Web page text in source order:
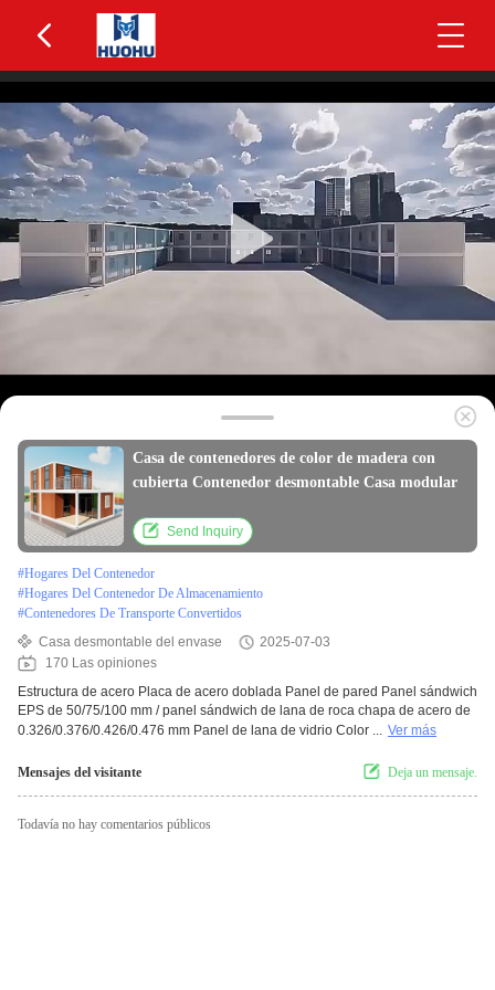
Casa de contenedores de color de madera con
cubierta Contenedor desmontable Casa modular
Send Inquiry
#Hogares Del Contenedor
#Hogares Del Contenedor De Almacenamiento
#Contenedores De Transporte Convertidos
Casa desmontable del envase
2025-07-03
170 Las opiniones
Estructura de acero Placa de acero doblada Panel de pared Panel sándwich
EPS de 50/75/100 mm / panel sándwich de lana de roca chapa de acero de
0.326/0.376/0.426/0.476 mm Panel de lana de vidrio Color ... Ver más
Mensajes del visitante Deja un mensaje.
Todavía no hay comentarios públicos